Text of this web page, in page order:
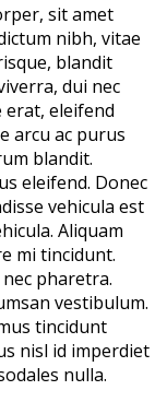
sit amet
nibh, vitae
blandit
dui nec
erat, eleifend
arcu ac purus
blandit.
eleifend. Donec
vehicula est
Aliquam
mi tincidunt.
pharetra.
vestibulum.
tincidunt
nisl id imperdiet
nulla.